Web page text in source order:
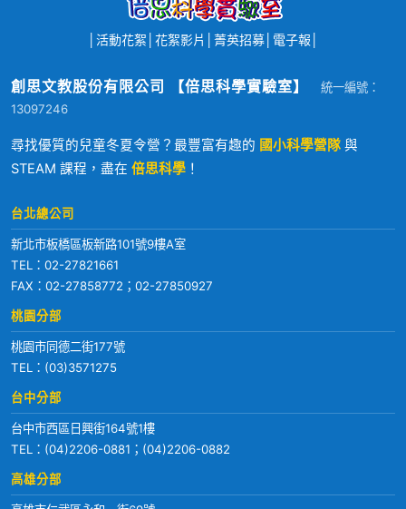
活動花絮 花絮影片 菁英招募│ 電子報
創思文教股份有限公司 【倍思科學實驗室】
統一編號：
13097246
尋找優質的兒童冬夏令營？最豐富有趣的 國小科學營隊 與
STEAM 課程，盡在 倍思科學 ！
台北總公司
新北市板橋區板新路101號9樓A室
TEL： 02-27821661
FAX：02-27858772；02-27850927
桃園分部
桃園市同德二街177號
TEL： (03)3571275
台中分部
台中市西區日興街164號1樓
TEL： (04)2206-0881 ； (04)2206-0882
高雄分部